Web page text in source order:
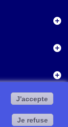
J'accepte
Je refuse